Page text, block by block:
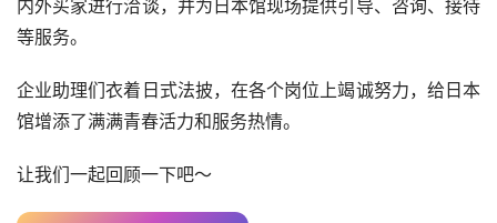
内外买家进行洽谈，并为日本馆现场提供引导、咨询、接待
等服务。
企业助理们衣着日式法披，在各个岗位上竭诚努力，给日本
馆增添了满满青春活力和服务热情。
让我们一起回顾一下吧～